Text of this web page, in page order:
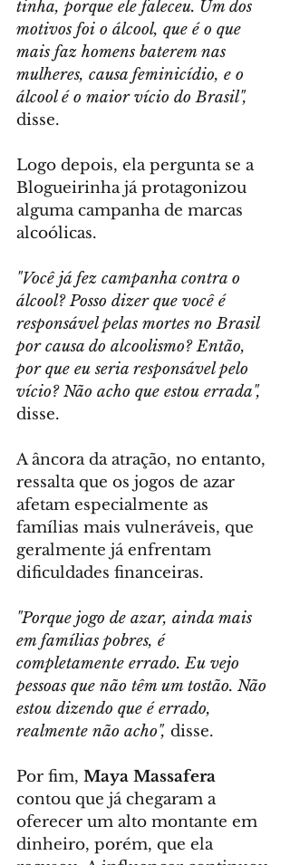
tinha, porque ele faleceu. Um dos
motivos foi o álcool, que é o que
mais faz homens baterem nas
mulheres, causa feminicídio, e o
álcool é o maior vício do Brasil",
disse.
Logo depois, ela pergunta se a
Blogueirinha já protagonizou
alguma campanha de marcas
alcoólicas.
"Você já fez campanha contra o
álcool? Posso dizer que você é
responsável pelas mortes no Brasil
por causa do alcoolismo? Então,
por que eu seria responsável pelo
vício? Não acho que estou errada",
disse.
A âncora da atração, no entanto,
ressalta que os jogos de azar
afetam especialmente as
famílias mais vulneráveis, que
geralmente já enfrentam
dificuldades financeiras.
"Porque jogo de azar, ainda mais
em famílias pobres, é
completamente errado. Eu vejo
pessoas que não têm um tostão. Não
estou dizendo que é errado,
realmente não acho", disse.
Por fim, Maya Massafera
contou que já chegaram a
oferecer um alto montante em
dinheiro, porém, que ela